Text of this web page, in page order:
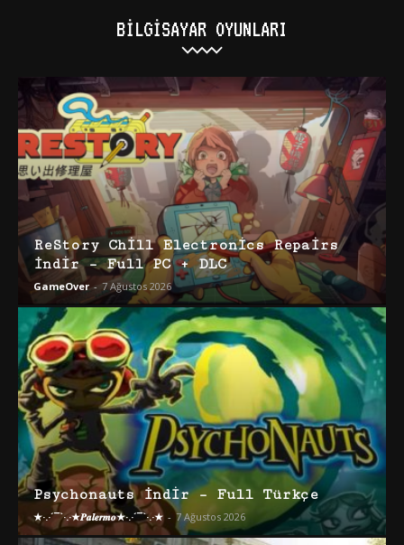
BILGISAYAR OYUNLARI
ReStory Chill Electronics Repairs
İndir – Full PC + DLC
GameOver - 7 Ağustos 2026
Psychonauts İndir – Full Türkçe
★·.·´¯`·.·★𝑷𝒂𝒍𝒆𝒓𝒎𝒐★·.·´¯`·.·★ - 7 Ağustos 2026